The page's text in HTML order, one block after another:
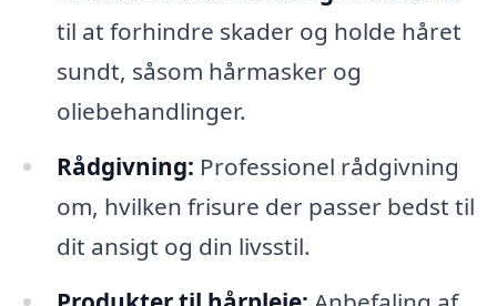
til at forhindre skader og holde håret
sundt, såsom hårmasker og
oliebehandlinger.
Rådgivning: Professionel rådgivning
om, hvilken frisure der passer bedst til
dit ansigt og din livsstil.